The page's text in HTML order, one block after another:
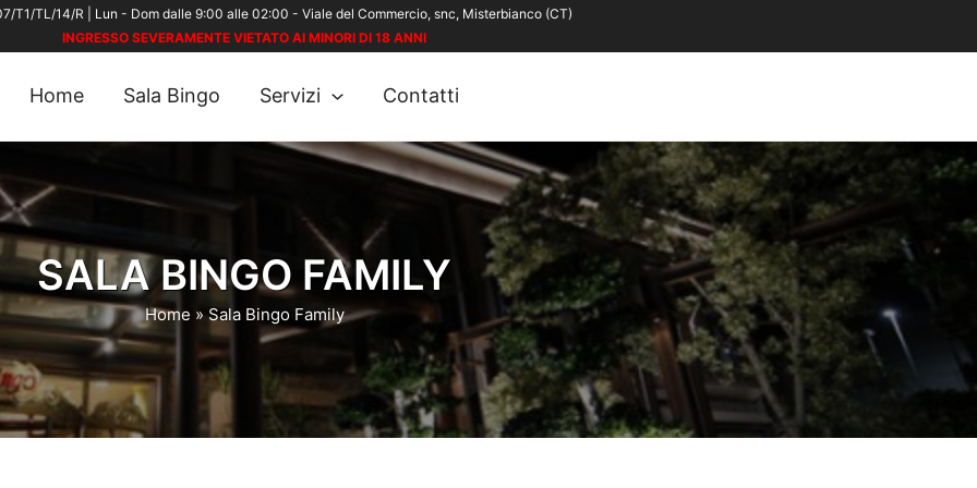
T1/TL/14/R | Lun - Dom dalle 9:00 alle 02:00 - Viale del Commercio, snc, Misterbianco (CT)
INGRESSO SEVERAMENTE VIETATO AI MINORI DI 18 ANNI
Home Sala Bingo Servizi Contatti
SALA BINGO FAMILY
Home » Sala Bingo Family